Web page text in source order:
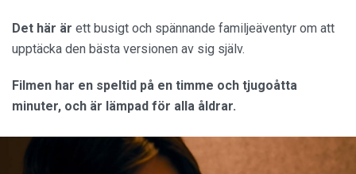
Det här är ett busigt och spännande familjeäventyr om att
upptäcka den bästa versionen av sig själv.
Filmen har en speltid på en timme och tjugoåtta
minuter, och är lämpad för alla åldrar.